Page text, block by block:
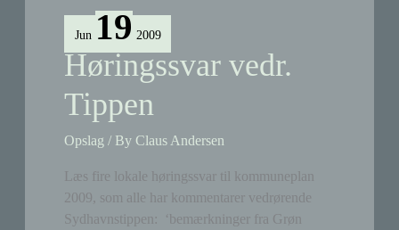
Jun 19 2009
Høringssvar vedr.
Tippen
Opslag / ByClaus Andersen
Læs fire lokale høringssvar til kommuneplan
2009, som alle har kommentarer vedrørende
Sydhavnstippen: ‘bemærkninger fra Grøn